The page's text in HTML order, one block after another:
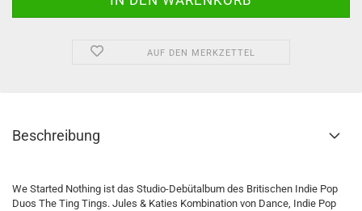
AUF DEN MERKZETTEL
Beschreibung
We Started Nothing ist das Studio-Debütalbum des Britischen Indie Pop
Duos The Ting Tings. Jules & Katies Kombination von Dance, Indie Pop